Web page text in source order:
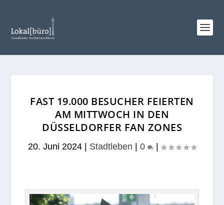
FAST 19.000 BESUCHER FEIERTEN
AM MITTWOCH IN DEN
DÜSSELDORFER FAN ZONES
20. Juni 2024 Stadtleben 0